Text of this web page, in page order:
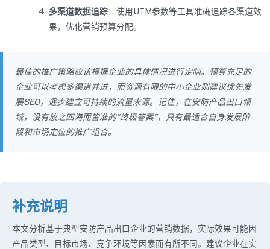
多渠道数据追踪：使用UTM参数等工具准确追踪各渠道效
果，优化营销预算分配。
最佳的推广策略应该根据企业的具体情况进行定制。预算充足的
企业可以考虑多渠道并进，而资源有限的中小企业则建议优先发
展SEO，逐步建立可持续的流量来源。记住，在安防产品出口领
域，没有放之四海而皆准的”终极答案”，只有最适合自身发展阶
段和市场定位的推广组合。
补充说明
本文分析基于典型安防产品出口企业的营销数据，实际效果可能因
产品类型、目标市场、竞争环境等因素而有所不同。建议企业在实